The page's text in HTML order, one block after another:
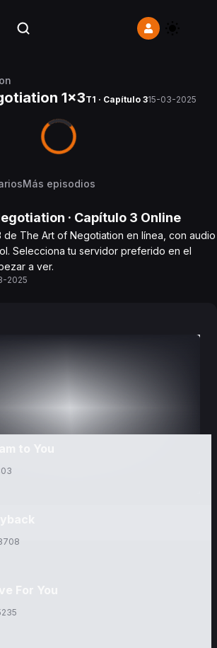
1x3T1 · Capítulo 315-03-2025
Más episodios
· Capítulo 3 Online
de The Art of Negotiation en línea, con audio
Selecciona tu servidor preferido en el
a ver.
2025